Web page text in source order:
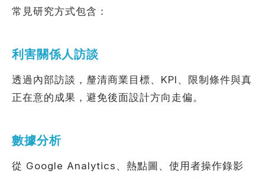
常見研究方式包含：
利害關係人訪談
透過內部訪談，釐清商業目標、KPI、限制條件與真
正在意的成果，避免後面設計方向走偏。
數據分析
從 Google Analytics、熱點圖、使用者操作錄影